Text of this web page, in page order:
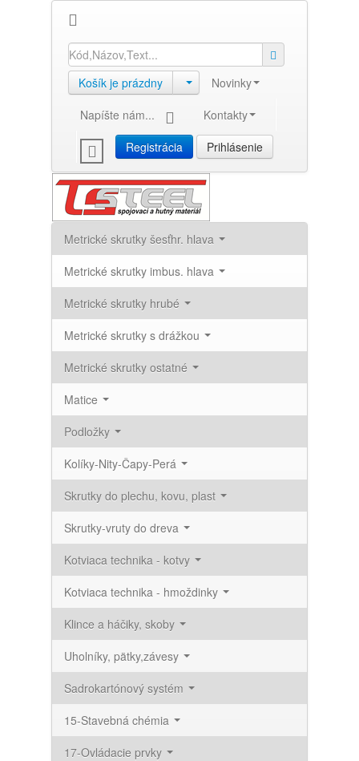
Košík je prázdny
Novinky
Napíšte nám...
Kontakty
Registrácia
Prihlásenie
Metrické skrutky šesťhr. hlava
Metrické skrutky imbus. hlava
Metrické skrutky hrubé
Metrické skrutky s drážkou
Metrické skrutky ostatné
Matice
Podložky
Kolíky-Nity-Čapy-Perá
Skrutky do plechu, kovu, plast
Skrutky-vruty do dreva
Kotviaca technika - kotvy
Kotviaca technika - hmoždinky
Klince a háčiky, skoby
Uholníky, pätky,závesy
Sadrokartónový systém
15-Stavebná chémia
17-Ovládacie prvky